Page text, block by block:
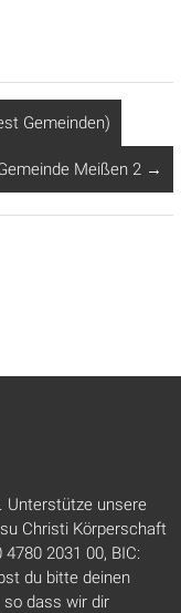
Gemeinden)
Meißen 2 →
Unterstütze unsere
Christi Körperschaft
2031 00, BIC:
du bitte deinen
so dass wir dir